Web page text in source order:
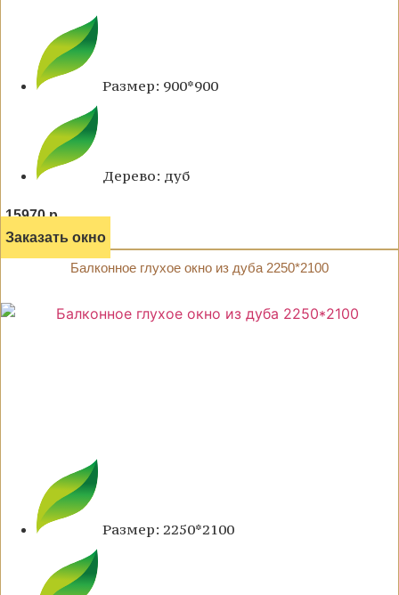
Размер: 900*900
Дерево: дуб
15970 р.
Заказать окно
Балконное глухое окно из дуба 2250*2100
Размер: 2250*2100